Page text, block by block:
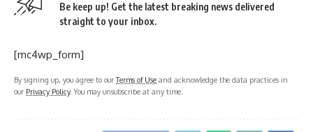
Be keep up! Get the latest breaking news delivered
straight to your inbox.
[mc4wp_form]
By signing up, you agree to ourTerms of Use and acknowledge the data practices in
our Privacy Policy. You may unsubscribe at any time.